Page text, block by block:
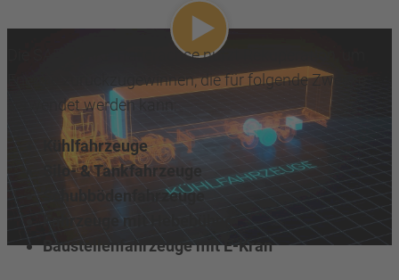
Video abspielen
Die SAF TRAKr-Trailerachse nutzt Rekuperation, um
Energie zurückzugewinnen, die für folgende Zwecke
verwendet werden kann:
Kühlfahrzeuge
Silo- & Tankfahrzeuge
Schubbödenfahrzeuge
Fahrzeuge mit Hebebühne
Baustellenfahrzeuge mit E-Kran